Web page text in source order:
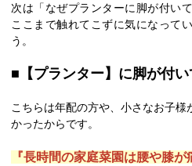
次は「なぜプランターに脚が付い
ここまで触れてこずに気になって
う。
■【プランター】に脚が付
こちらは年配の方や、小さなお子
かったからです。
『長時間の家庭菜園は腰や膝が